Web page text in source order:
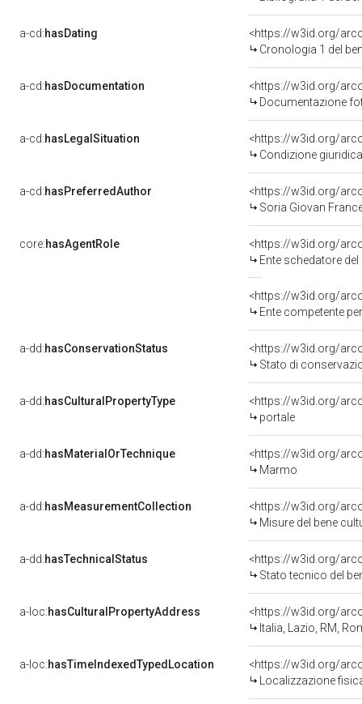
a-cd:hasDating
<https://w3id.org/
Cronologia 1 del
a-cd:hasDocumentation
Documentazione
a-cd:hasLegalSituation
<https://w3id.org/
Condizione
a-cd:hasPreferredAuthor
<https://w3id.org/
Soria Giovan
core:hasAgentRole
<https://w3id.org/
Ente schedatore
<https://w3id.org/
Ente competente per
a-dd:hasConservationStatus
<https://w3id.org/
Stato di
a-dd:hasCulturalPropertyType
<https://w3id.org/
portale
a-dd:hasMaterialOrTechnique
<https://w3id.org/
Marmo
a-dd:hasMeasurementCollection
<https://w3id.org/
Misure del bene
a-dd:hasTechnicalStatus
<https://w3id.org/
Stato tecnico del
a-loc:hasCulturalPropertyAddress
<https://w3id.org/
Italia, Lazio, RM,
a-loc:hasTimeIndexedTypedLocation
<https://w3id.org/
Localizzazione